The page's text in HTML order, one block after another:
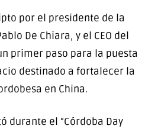
por el presidente de la
De Chiara, y el CEO del
primer paso para la puesta
destinado a fortalecer la
en China.
durante el “Córdoba Day